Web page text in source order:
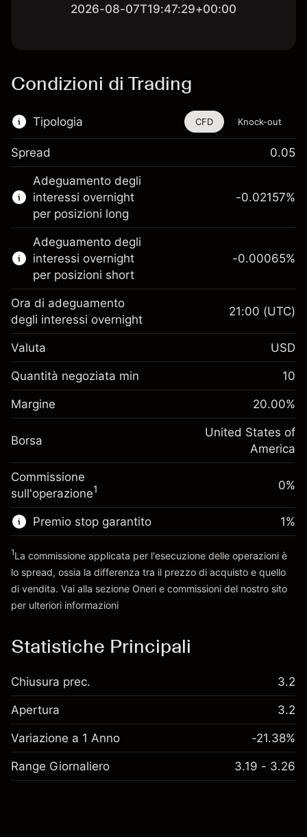
2026-08-07T19:47:29+00:00
Condizioni di Trading
Tipologia
Questo strumento finanziario è disponibile
per il trading di CFD e knock-out.
Scopri di più su:
CFD
Knock-out
CFD Knock-out
Spread 0.05
Adeguamento degli
interessi overnight
per posizioni long
Margine. Il tuo
$1,000.00
Adeguamento
finanziamento overnight
Oneri per l'intero valore della
posizione
%
(-$1.08)
Dimensione dell'operazione a leva
Denaro da leva ~
Vai alla piattaforma
-0.02157%
Adeguamento degli
interessi overnight
per posizioni short
Margine. Il tuo
investimento
$1,000.00
Oneri per l'intero valore della
posizione
-0.000654
%
Dimensione dell'operazione a leva
~$5,000.00
Denaro da leva ~
Vai alla piattaforma
-0.00065%
Ora di adeguamento
degli interessi overnight
21:00 (UTC)
Valuta USD
Quantità negoziata min 10
Margine 20.00%
Borsa
United States of
America
Commissione
sull'operazione1 0%
Premio stop garantito 1%
1La commissione applicata per l'esecuzione delle operazioni è
lo spread, ossia la differenza tra il prezzo di acquisto e quello
di vendita. Vai alla sezione Oneri e commissioni del nostro sito
per ulteriori informazioni
Statistiche Principali
Chiusura prec. 3.2
Apertura 3.2
Variazione a 1 Anno -21.38%
Range Giornaliero 3.19 - 3.26